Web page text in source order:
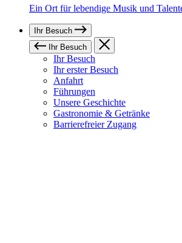
Ein Ort für lebendige Musik und
Ihr Besuch
Ihr Besuch
Ihr Besuch
Ihr erster Besuch
Anfahrt
Führungen
Unsere Geschichte
Gastronomie & Getränke
Barrierefreier Zugang